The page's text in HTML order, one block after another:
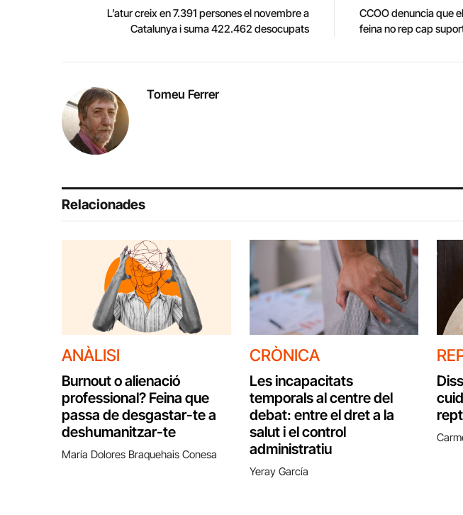
L’atur creix en 7.391 persones el novembre a
Catalunya i suma 422.462 desocupats
CCOO denuncia que
feina no rep cap
Tomeu Ferrer
Relacionades
ANÀLISI
Burnout o alienació
professional? Feina que
passa de desgastar-te a
deshumanitzar-te
María Dolores Braquehais Conesa
CRÒNICA
Les incapacitats
temporals al centre del
debat: entre el dret a la
salut i el control
administratiu
Yeray García